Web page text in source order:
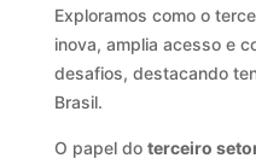
Exploramos como o
inova, amplia acesso e
desafios, destacando
Brasil.
O papel do terceiro